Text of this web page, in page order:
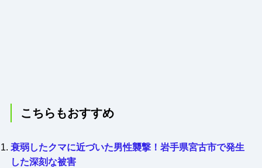
こちらもおすすめ
衰弱したクマに近づいた男性襲撃！岩手県宮古市で発生
した深刻な被害